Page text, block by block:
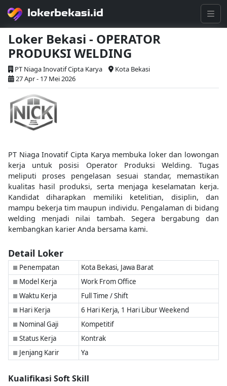
lokerbekasi.id
Loker Bekasi - OPERATOR
PRODUKSI WELDING
PT Niaga Inovatif Cipta Karya
Kota Bekasi
27 Apr - 17 Mei 2026
PT Niaga Inovatif Cipta Karya membuka loker dan lowongan
kerja untuk posisi Operator Produksi Welding. Tugas
meliputi proses pengelasan sesuai standar, memastikan
kualitas hasil produksi, serta menjaga keselamatan kerja.
Kandidat diharapkan memiliki ketelitian, disiplin, dan
mampu bekerja tim maupun individu. Pengalaman di bidang
welding menjadi nilai tambah. Segera bergabung dan
kembangkan karier Anda bersama kami.
Detail Loker
■ Penempatan Kota Bekasi, Jawa Barat
■ Model Kerja Work From Office
■ Waktu Kerja Full Time / Shift
■ Hari Kerja 6 Hari Kerja, 1 Hari Libur Weekend
■ Nominal Gaji Kompetitif
■ Status Kerja Kontrak
■ Jenjang Karir Ya
Kualifikasi Soft Skill